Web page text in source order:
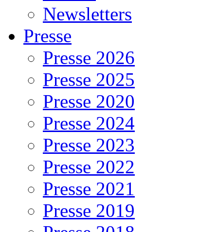
Newsletters
Presse
Presse 2026
Presse 2025
Presse 2020
Presse 2024
Presse 2023
Presse 2022
Presse 2021
Presse 2019